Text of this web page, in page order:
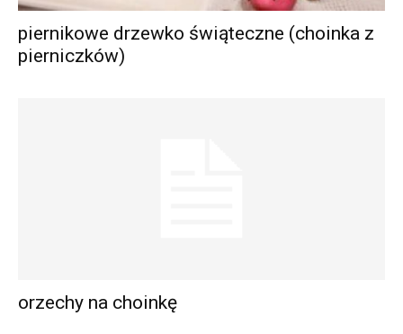
piernikowe drzewko świąteczne (choinka z
pierniczków)
orzechy na choinkę